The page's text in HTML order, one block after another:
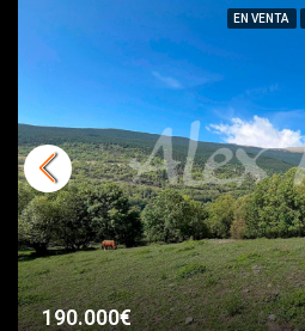
EN VENTA
190.000€